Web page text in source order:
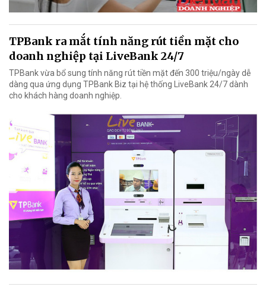
TPBank ra mắt tính năng rút tiền mặt cho
doanh nghiệp tại LiveBank 24/7
TPBank vừa bổ sung tính năng rút tiền mặt đến 300 triệu/ngày dễ
dàng qua ứng dụng TPBank Biz tại hệ thống LiveBank 24/7 dành
cho khách hàng doanh nghiệp.